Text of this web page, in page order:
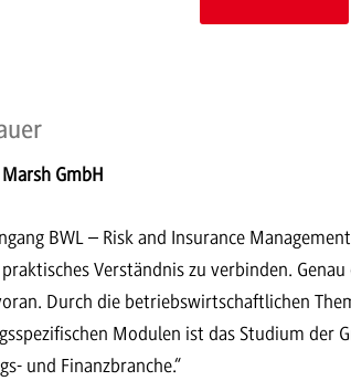
GmbH
BWL – Risk and Insurance
Verständnis zu verbinden.
Durch die betriebswirtschaftlichen
Modulen ist das Studium der
und Finanzbranche.“